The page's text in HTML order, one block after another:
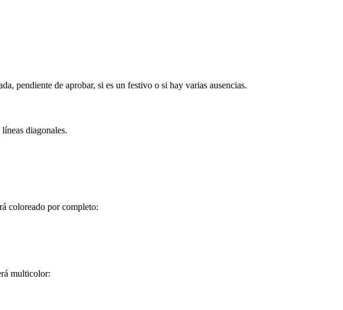
, pendiente de aprobar, si es un festivo o si hay varias ausencias.
líneas diagonales.
á coloreado por completo:
á multicolor: